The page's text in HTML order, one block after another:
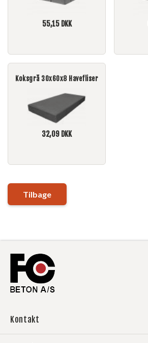
55,15DKK
Koksgrå 30x60x8 Havefliser
32,09 DKK
Tilbage
Kontakt